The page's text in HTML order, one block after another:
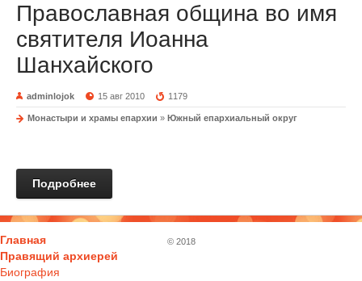
Православная община во имя
святителя Иоанна
Шанхайского
adminlojok 15 авг 2010 1179
Монастыри и храмы епархии » Южный епархиальный округ
Подробнее
Главная
Правящий архиерей
Биография
© 2018